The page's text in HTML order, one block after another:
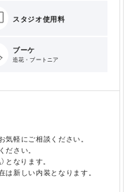
スタジオ使用料
ブーケ
造花・ブートニア
気軽にご相談ください。
ださい。
となります。
新しい内装となります。